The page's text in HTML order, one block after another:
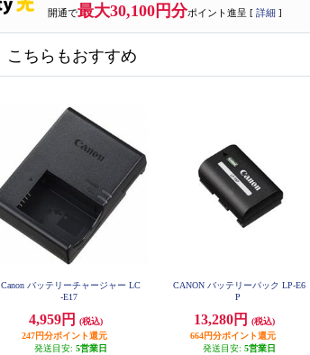
開通で最大30,100円分ポイント進呈 [ 詳細 ]
こちらもおすすめ
Canon バッテリーチャージャー LC
-E17
4,959円
(税込)
247円分ポイント還元
発送目安: 5営業日
CANON バッテリーパック LP-E6
P
13,280円
(税込)
664円分ポイント還元
発送目安: 5営業日